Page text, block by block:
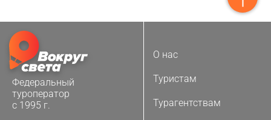
Федеральный
туроператор
с 1995 г.
О нас
Туристам
Турагентствам